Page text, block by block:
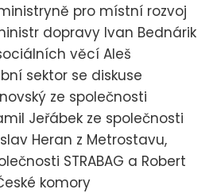
pro místní rozvoj
dopravy Ivan Bednárik
věcí Aleš
sektor se diskuse
ze společnosti
Jeřábek ze společnosti
Heran z Metrostavu,
STRABAG a Robert
komory